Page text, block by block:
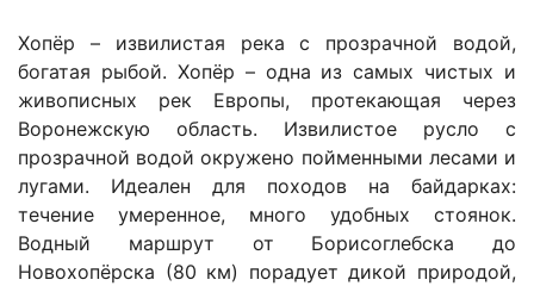
Хопёр – извилистая река с прозрачной водой,
богатая рыбой. Хопёр – одна из самых чистых и
живописных рек Европы, протекающая через
Воронежскую область. Извилистое русло с
прозрачной водой окружено пойменными лесами и
лугами. Идеален для походов на байдарках:
течение умеренное, много удобных стоянок.
Водный маршрут от Борисоглебска до
Новохопёрска (80 км) порадует дикой природой,